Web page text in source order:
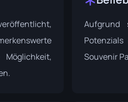
Aufgrund
Souvenir